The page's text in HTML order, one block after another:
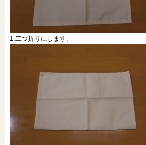
1.二つ折りにします。